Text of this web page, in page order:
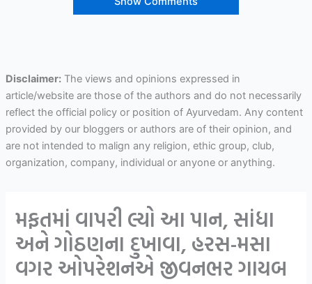
Disclaimer:The views and opinions expressed in
article/website are those of the authors and do not necessarily
reflect the official policy or position of Ayurvedam. Any content
provided by our bloggers or authors are of their opinion, and
are not intended to malign any religion, ethic group, club,
organization, company, individual or anyone or anything.
મફતમાં વાપરી લ્યો આ પાન, સાંધા
અને ગોઠણના દુખાવા, હરસ-મસા
વગર ઓપરેશનએ જીવનભર ગાયબ